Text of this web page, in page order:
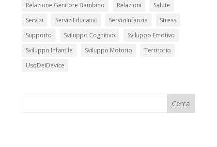
Relazione Genitore Bambino
Relazioni
Salute
Servizi
ServiziEducativi ServiziInfanzia
Stress
Supporto
Sviluppo Cognitivo
Sviluppo Emotivo
Sviluppo Infantile
Sviluppo Motorio
Territorio
UsoDeiDevice